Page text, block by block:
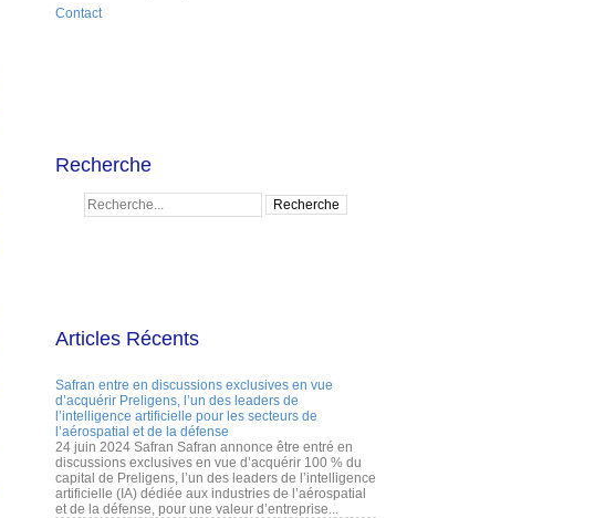
Contact
Recherche
Articles Récents
Safran entre en discussions exclusives en vue
d’acquérir Preligens, l’un des leaders de
l’intelligence artificielle pour les secteurs de
l’aérospatial et de la défense
24 juin 2024 Safran Safran annonce être entré en
discussions exclusives en vue d’acquérir 100 % du
capital de Preligens, l’un des leaders de l’intelligence
artificielle (IA) dédiée aux industries de l’aérospatial
et de la défense, pour une valeur d’entreprise...